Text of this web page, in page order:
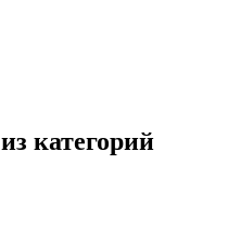
категорий